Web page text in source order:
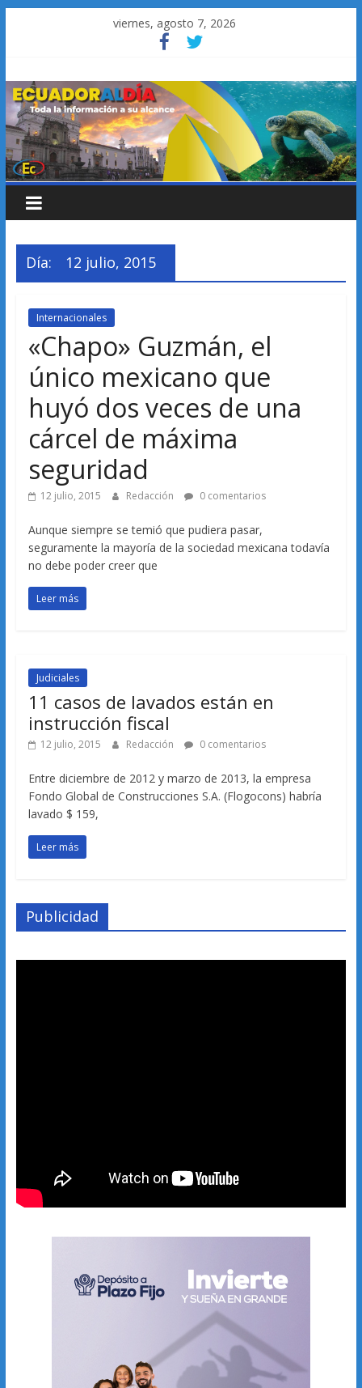
viernes, agosto 7, 2026
Día: 12 julio, 2015
Internacionales
«Chapo» Guzmán, el
único mexicano que
huyó dos veces de una
cárcel de máxima
seguridad
12 julio, 2015 Redacción 0 comentarios
Aunque siempre se temió que pudiera pasar,
seguramente la mayoría de la sociedad mexicana todavía
no debe poder creer que
Leer más
Judiciales
11 casos de lavados están en
instrucción fiscal
12 julio, 2015 Redacción 0 comentarios
Entre diciembre de 2012 y marzo de 2013, la empresa
Fondo Global de Construcciones S.A. (Flogocons) habría
lavado $ 159,
Leer más
Publicidad